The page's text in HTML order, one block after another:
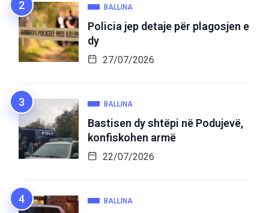
BALLINA
Policia jep detaje për plagosjen e
dy
27/07/2026
BALLINA
Bastisen dy shtëpi në Podujevë,
konfiskohen armë
22/07/2026
BALLINA